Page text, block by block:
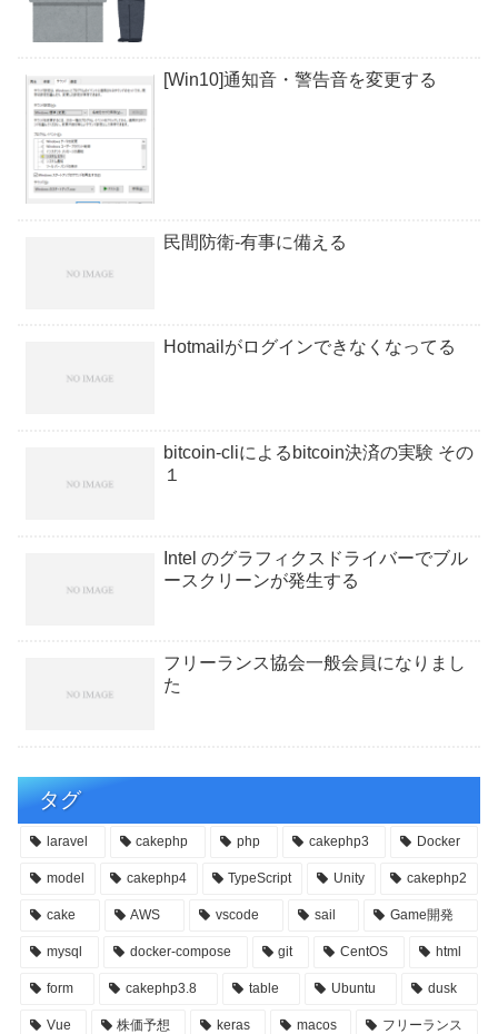
[Win10]通知音・警告音を変更する
民間防衛-有事に備える
Hotmailがログインできなくなってる
bitcoin-cliによるbitcoin決済の実験 その
１
Intel のグラフィクスドライバーでブル
ースクリーンが発生する
フリーランス協会一般会員になりまし
た
タグ
laravel cakephp php cakephp3 Docker
model cakephp4 TypeScript Unity cakephp2
cake AWS vscode sail Game開発
mysql docker-compose git CentOS html
form cakephp3.8 table Ubuntu dusk
Vue 株価予想 keras macos フリーランス